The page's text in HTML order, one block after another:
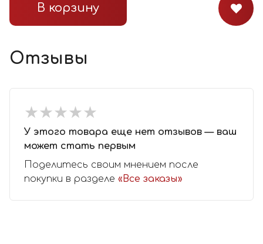
В корзину
Отзывы
★★★★★
★★★★★
У этого товара еще нет отзывов — ваш
может стать первым
Поделитесь своим мнением после
покупки в разделе «Все заказы»